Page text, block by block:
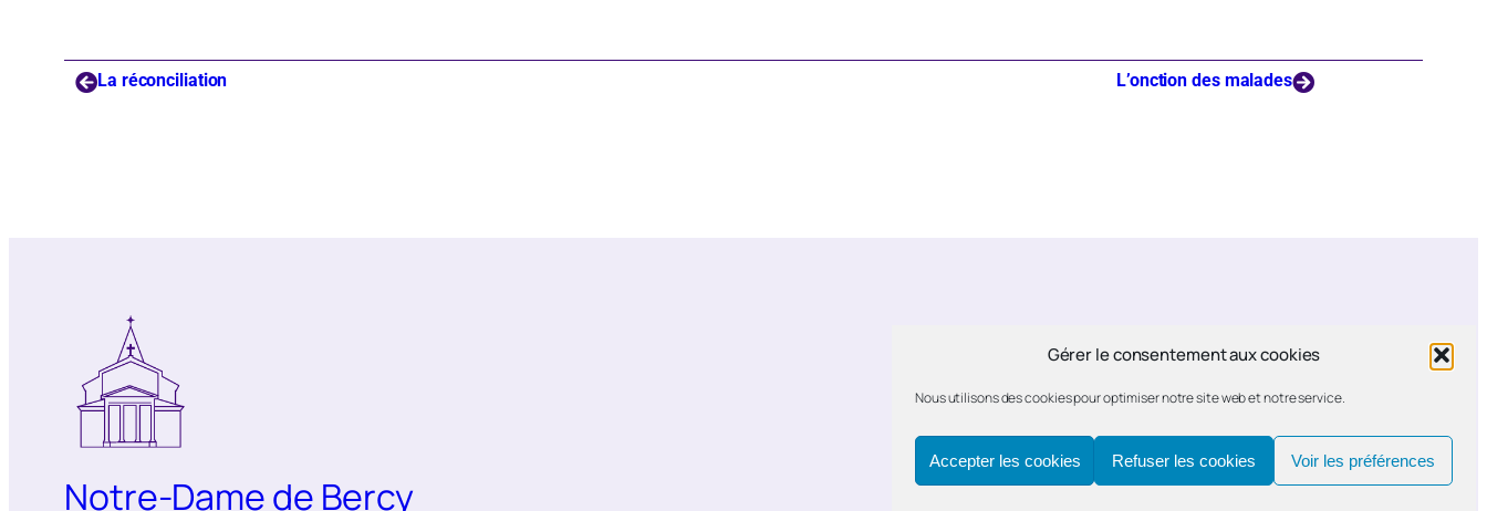
Gérer le consentement aux cookies
Nous utilisons des cookies pour optimiser notre site web et notre service.
Accepter les cookies Refuser les cookies Voir les préférences
La réconciliation L’onction des malades
Notre-Dame de Bercy